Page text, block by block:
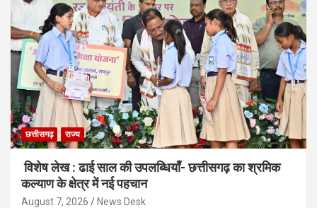
छत्तीसगढ़ राज्य
विशेष लेख : ढाई साल की उपलब्धियाँ- छत्तीसगढ़ का श्रमिक
कल्याण के क्षेत्र में नई पहचान
August 7, 2026 News Desk